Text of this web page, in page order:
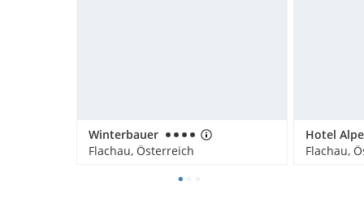
Winterbauer
Flachau, Österreich
Hotel
Flachau,